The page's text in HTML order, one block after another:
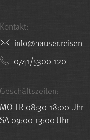
Kontakt:
nesier.resuah@ofni
0741/5300-120
Geschäftszeiten:
MO-FR 08:30-18:00 Uhr
SA 09:00-13:00 Uhr